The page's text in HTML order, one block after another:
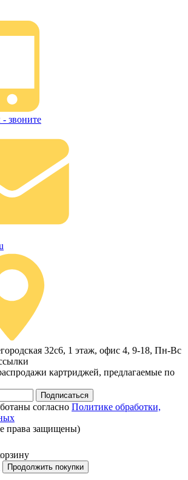
звоните
32с6, 1 этаж, офис 4, 9-18, Пн-Вс
картриджей, предлагаемые по
Подписаться
согласно Политике обработки,
права защищены)
Продолжить покупки